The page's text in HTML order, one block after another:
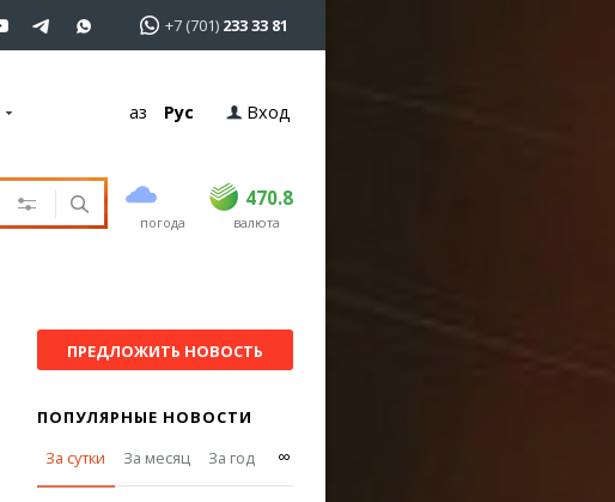
+7 (701) 233 33 81
Қаз Рус Вход
погода
470.8
USD 468.5 470.8
EUR валюта
ПРЕДЛОЖИТЬ НОВОСТЬ
ПОПУЛЯРНЫЕ НОВОСТИ
За сутки
За месяц За год ∞